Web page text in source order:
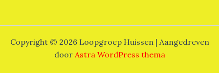
Copyright © 2026 Loopgroep Huissen | Aangedreven
door Astra WordPress thema